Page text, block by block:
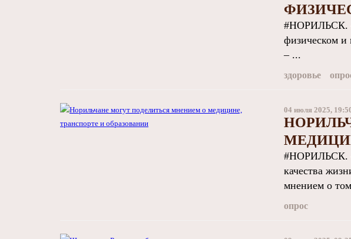
#НОРИЛЬСК.
физическом и
– ...
здоровье
04 июля 2025,
#НОРИЛЬСК.
качества
мнением о
опрос